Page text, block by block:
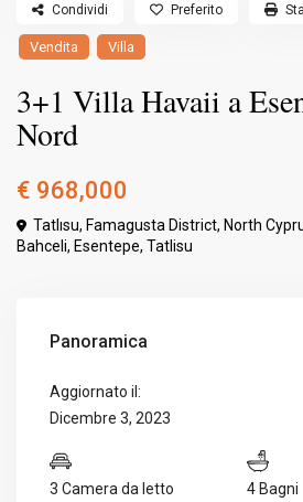
Vendita Villa
3+1 Villa Havaii a
Nord
€ 968,000
Tatlısu, Famagusta District, North
Bahceli, Esentepe,Tatlisu
Condividi Preferito
Panoramica
Aggiornato il:
Dicembre 3, 2023
3 Camera da letto 4 Bagni